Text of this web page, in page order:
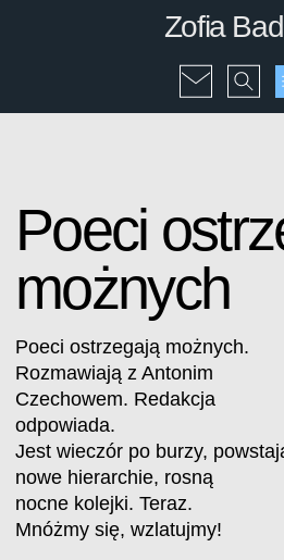
Zofia
Poeci
możnych
Poeci ostrzegają możnych.
Rozmawiają z Antonim
Czechowem. Redakcja
odpowiada.
Jest wieczór po burzy,
nowe hierarchie, rosną
nocne kolejki. Teraz.
Mnóżmy się, wzlatujmy!